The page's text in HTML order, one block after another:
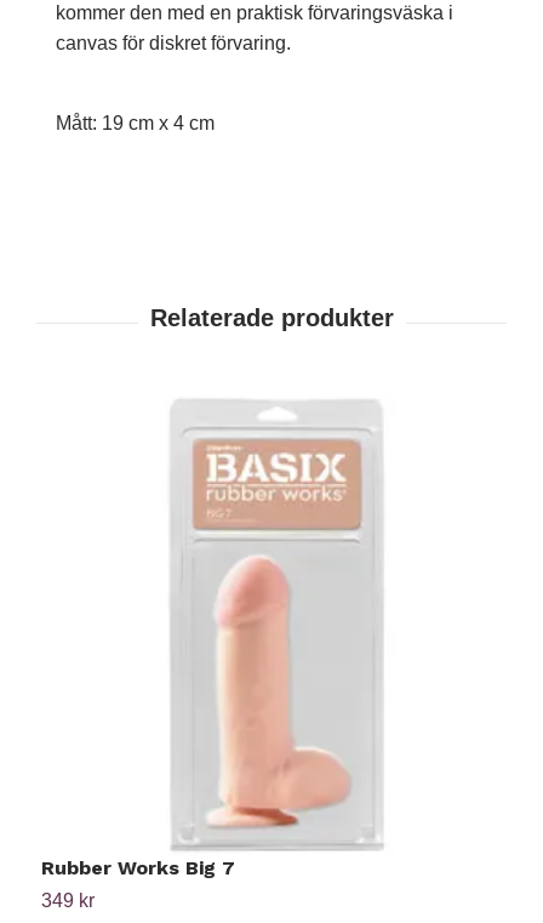
kommer den med en praktisk förvaringsväska i
canvas för diskret förvaring.
Mått: 19 cm x 4 cm
Rubber Works Big 7
349 kr